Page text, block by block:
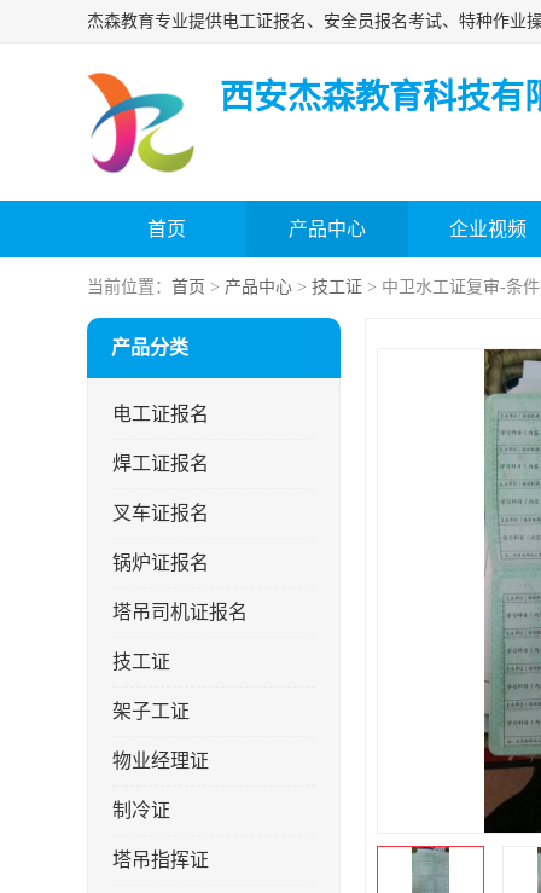
西安杰森教育科技有
首页 产品中心 企业视频
当前位置： 首页 > 产品中心 > 技工证 > 中卫水工证复审-条
产品分类
电工证报名
焊工证报名
叉车证报名
锅炉证报名
塔吊司机证报名
技工证
架子工证
物业经理证
制冷证
塔吊指挥证